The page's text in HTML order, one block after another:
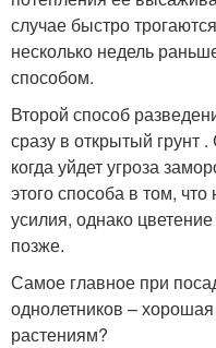
случае быстро
несколько недель
способом.
Второй способ
сразу в открытый грунт
когда уйдет угроза
этого способа в том,
усилия, однако
позже.
Самое главное при
однолетников –
растениям?